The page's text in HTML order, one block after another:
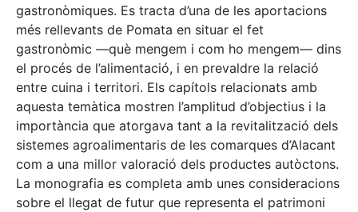
gastronòmiques. Es tracta d’una de les aportacions
més rellevants de Pomata en situar el fet
gastronòmic —què mengem i com ho mengem— dins
el procés de l’alimentació, i en prevaldre la relació
entre cuina i territori. Els capítols relacionats amb
aquesta temàtica mostren l’amplitud d’objectius i la
importància que atorgava tant a la revitalització dels
sistemes agroalimentaris de les comarques d’Alacant
com a una millor valoració dels productes autòctons.
La monografia es completa amb unes consideracions
sobre el llegat de futur que representa el patrimoni